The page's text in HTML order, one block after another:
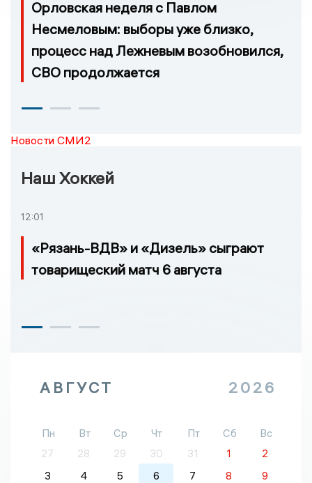
Орловская неделя с Павлом
Несмеловым: выборы уже близко,
процесс над Лежневым возобновился,
СВО продолжается
Новости СМИ2
Наш Хоккей
12:01
«Рязань-ВДВ» и «Дизель» сыграют
товарищеский матч 6 августа
АВГУСТ 2026
Пн Вт Ср Чт Пт Сб
Вс
27
28 29 30 31 1
2
3
4 5 6 7 8 9